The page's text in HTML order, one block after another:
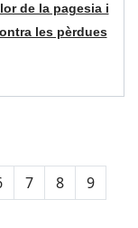
de la pagesia i
les pèrdues
7 8
9